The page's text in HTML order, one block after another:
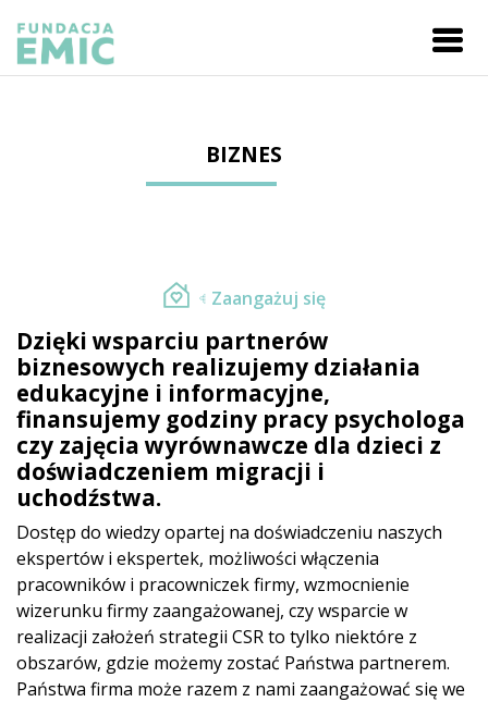
BIZNES
Zaangażuj się
Dzięki wsparciu partnerów
biznesowych realizujemy działania
edukacyjne i informacyjne,
finansujemy godziny pracy psychologa
czy zajęcia wyrównawcze dla dzieci z
doświadczeniem migracji i
uchodźstwa.
Dostęp do wiedzy opartej na doświadczeniu naszych
ekspertów i ekspertek, możliwości włączenia
pracowników i pracowniczek firmy, wzmocnienie
wizerunku firmy zaangażowanej, czy wsparcie w
realizacji założeń strategii CSR to tylko niektóre z
obszarów, gdzie możemy zostać Państwa partnerem.
Państwa firma może razem z nami zaangażować się we